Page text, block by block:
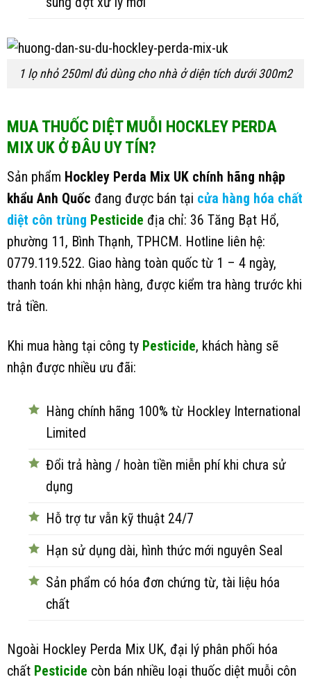
1 lọ nhỏ 250ml đủ dùng cho nhà ở diện tích dưới 300m2
MUA THUỐC DIỆT MUỖI HOCKLEY PERDA
MIX UK Ở ĐÂU UY TÍN?
Sản phẩm Hockley Perda Mix UK chính hãng nhập
khẩu Anh Quốc đang được bán tại cửa hàng hóa chất
diệt côn trùng Pesticide địa chỉ: 36 Tăng Bạt Hổ,
phường 11, Bình Thạnh, TPHCM. Hotline liên hệ:
0779.119.522. Giao hàng toàn quốc từ 1 – 4 ngày,
thanh toán khi nhận hàng, được kiểm tra hàng trước khi
trả tiền.
Khi mua hàng tại công ty Pesticide, khách hàng sẽ
nhận được nhiều ưu đãi:
Hàng chính hãng 100% từ Hockley International
Limited
Đổi trả hàng / hoàn tiền miễn phí khi chưa sử
dụng
Hỗ trợ tư vẫn kỹ thuật 24/7
Hạn sử dụng dài, hình thức mới nguyên Seal
Sản phẩm có hóa đơn chứng từ, tài liệu hóa
chất
Ngoài Hockley Perda Mix UK, đại lý phân phối hóa
chất Pesticide còn bán nhiều loại thuốc diệt muỗi côn